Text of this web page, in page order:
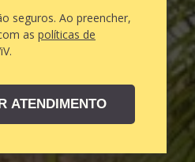
seguros. Ao preencher,
as políticas de
ATENDIMENTO